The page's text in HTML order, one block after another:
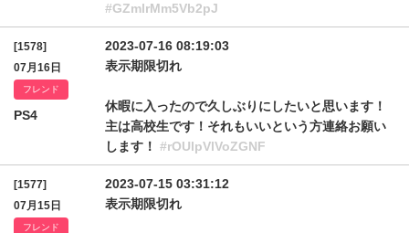
#GZmlrMm5Vb2pJ
[1578]
07月16日
フレンド
PS4
2023-07-16 08:19:03
表示期限切れ
休暇に入ったので久しぶりにしたいと思います！
主は高校生です！それもいいという方連絡お願い
します！ #rOUlpVlVoZGNF
[1577]
07月15日
フレンド
2023-07-15 03:31:12
表示期限切れ